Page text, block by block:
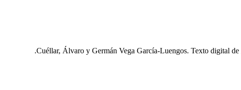
Cuéllar, Álvaro y Germán Vega García-Luengos. Texto digital de